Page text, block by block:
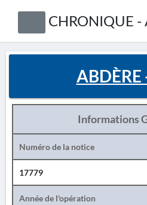
CHRONIQUE -
ABDÈRE
Informations
Numéro de la notice
17779
Année de l'opération